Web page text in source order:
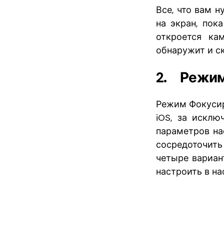
Все, что вам
на экран,
откроется
обнаружит и
2.
Режим
iOS, за
параметров
четыре
настроить в